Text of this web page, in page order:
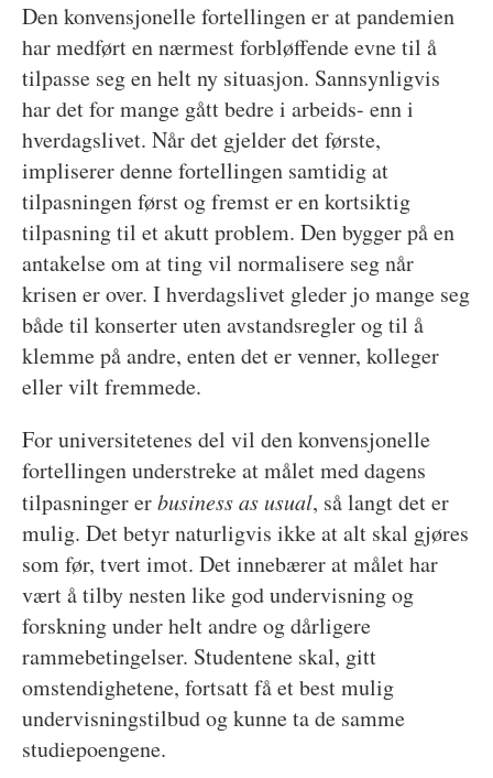
Den konvensjonelle fortellingen er at pandemien
har medført en nærmest forbløffende evne til å
tilpasse seg en helt ny situasjon. Sannsynligvis
har det for mange gått bedre i arbeids- enn i
hverdagslivet. Når det gjelder det første,
impliserer denne fortellingen samtidig at
tilpasningen først og fremst er en kortsiktig
tilpasning til et akutt problem. Den bygger på en
antakelse om at ting vil normalisere seg når
krisen er over. I hverdagslivet gleder jo mange seg
både til konserter uten avstandsregler og til å
klemme på andre, enten det er venner, kolleger
eller vilt fremmede.
For universitetenes del vil den konvensjonelle
fortellingen understreke at målet med dagens
tilpasninger erbusiness as usual, så langt det er
mulig. Det betyr naturligvis ikke at alt skal gjøres
som før, tvert imot. Det innebærer at målet har
vært å tilby nesten like god undervisning og
forskning under helt andre og dårligere
rammebetingelser. Studentene skal, gitt
omstendighetene, fortsatt få et best mulig
undervisningstilbud og kunne ta de samme
studiepoengene.